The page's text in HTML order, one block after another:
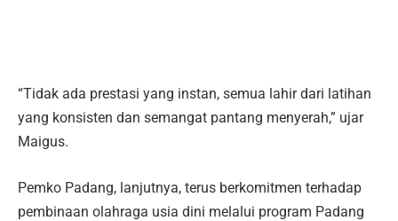
“Tidak ada prestasi yang instan, semua lahir dari latihan
yang konsisten dan semangat pantang menyerah,” ujar
Maigus.
Pemko Padang, lanjutnya, terus berkomitmen terhadap
pembinaan olahraga usia dini melalui program Padang